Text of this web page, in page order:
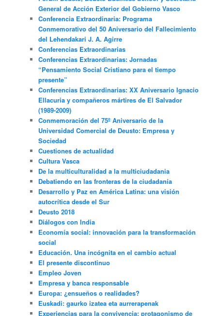
General de Acción Exterior del Gobierno Vasco
Conferencia Extraordinaria: Programa
Conmemorativo del 50 Aniversario del Fallecimiento
del Lehendakari J. A. Agirre
Conferencias Extraordinarias
Conferencias Extraordinarias: Jornadas
“Pensamiento Social Cristiano para el tiempo
presente”
Conferencias Extraordinarias: XX Aniversario Ignacio
Ellacuria y compañeros mártires de El Salvador
(1989-2009)
Conmemoración del 75º Aniversario de la
Universidad Comercial de Deusto: Empresa y
Sociedad
Cuestiones de actualidad
Cultura Vasca
De la multiculturalidad a la multiciudadania
Debatiendo en las fronteras de la ciudadanía
Desarrollo y Paz en América Latina: una visión
autocrítica desde el Sur
Deusto 2018
Diálogos con India
Economía social: innovación para la transformación
social
Educación. Una incógnita en el cambio actual
El presente discontinuo
Empleo Joven
Empresa y banca responsable
Europa: ¿ensueños o realidades?
Euskadi: gaurko izatea eta aurrerapenak
Experiencias para la convivencia: protagonismo de